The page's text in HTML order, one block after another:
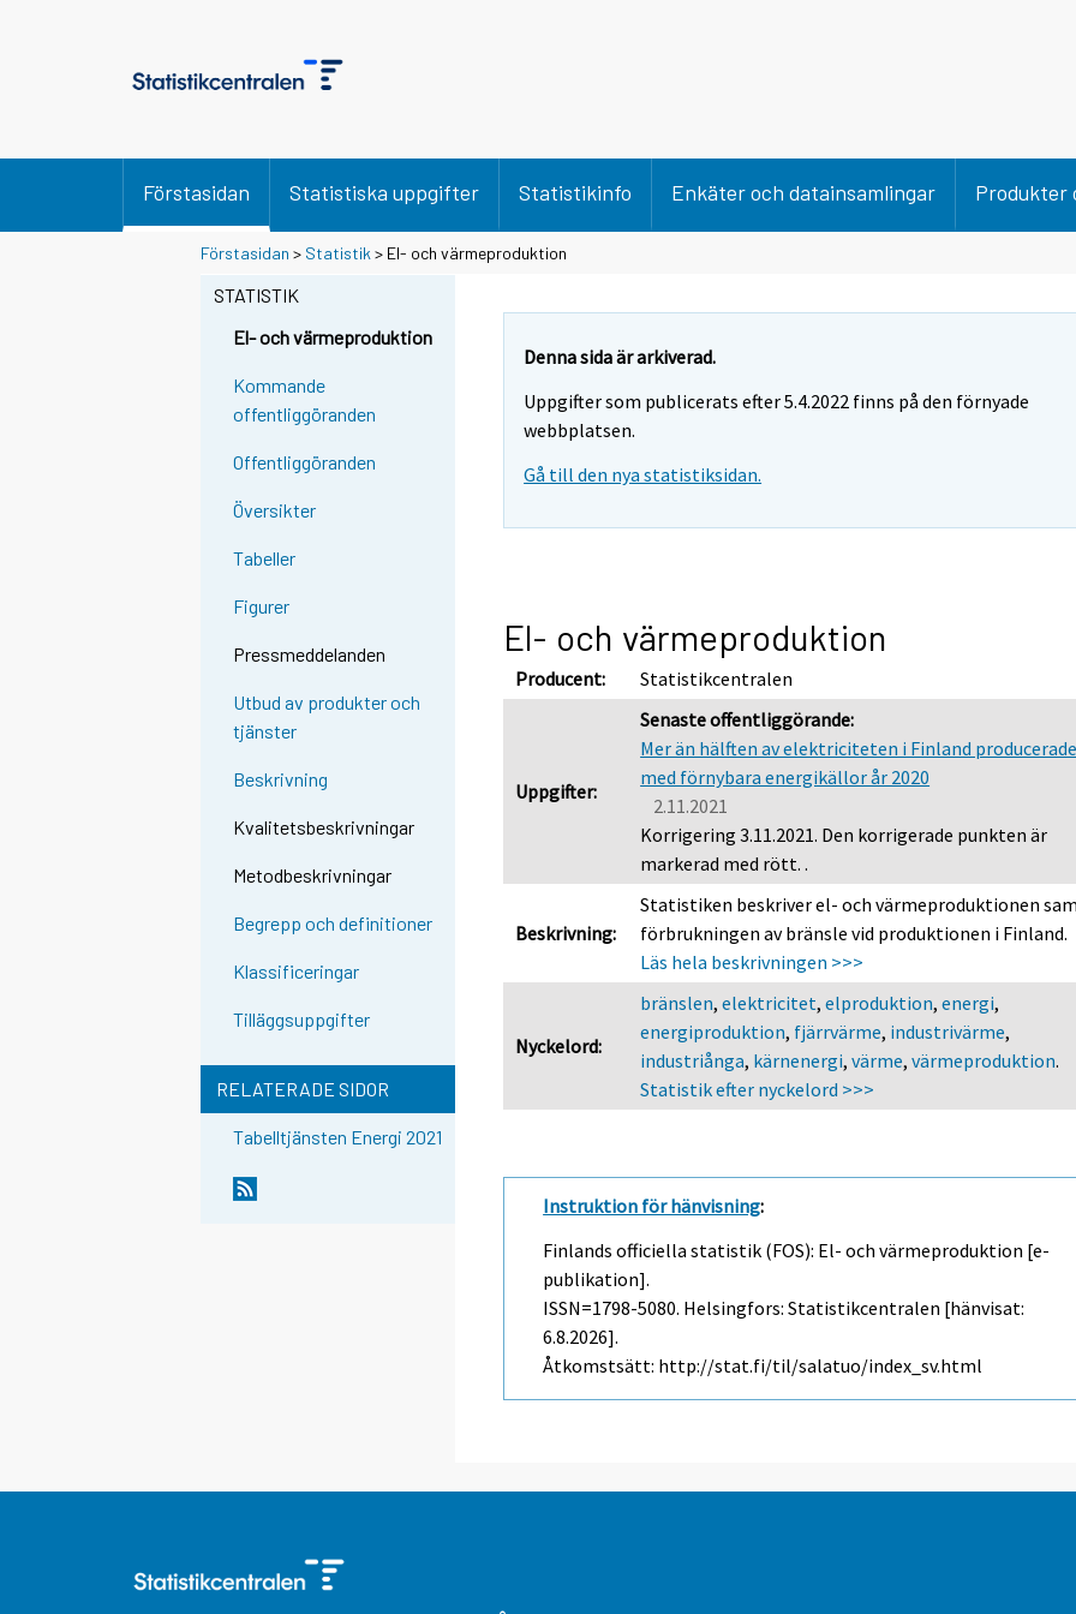
Förstasidan Statistiska uppgifter Statistikinfo Enkäter och datainsamlingar Produkter
Förstasidan > Statistik > El- och värmeproduktion
STATISTIK
El- och värmeproduktion
Kommande
offentliggöranden
Offentliggöranden
Översikter
Tabeller
Figurer
Pressmeddelanden
Utbud av produkter och
tjänster
Beskrivning
Kvalitetsbeskrivningar
Metodbeskrivningar
Begrepp och definitioner
Klassificeringar
Tilläggsuppgifter
RELATERADE SIDOR
Tabelltjänsten Energi 2021
Denna sida är arkiverad.
Uppgifter som publicerats efter 5.4.2022 finns på den förnyade
webbplatsen.
Gå till den nya statistiksidan.
El- och värmeproduktion
Producent: Statistikcentralen
Uppgifter:
Senaste offentliggörande:
Mer än hälften av elektriciteten i Finland
med förnybara energikällor år 2020
2.11.2021
Korrigering 3.11.2021. Den korrigerade punkten är
markerad med rött. .
Beskrivning:
Statistiken beskriver el- och värmeproduktionen
förbrukningen av bränsle vid produktionen i Finland.
Läs hela beskrivningen >>>
Nyckelord:
bränslen,elektricitet,elproduktion,energi,
energiproduktion, fjärrvärme, industrivärme,
industriånga, kärnenergi,värme,värmeproduktion.
Statistik efter nyckelord >>>
Instruktion för hänvisning:
Finlands officiella statistik (FOS): El- och värmeproduktion [e-
publikation].
ISSN=1798-5080. Helsingfors: Statistikcentralen [hänvisat:
6.8.2026].
Åtkomstsätt: http://stat.fi/til/salatuo/index_sv.html